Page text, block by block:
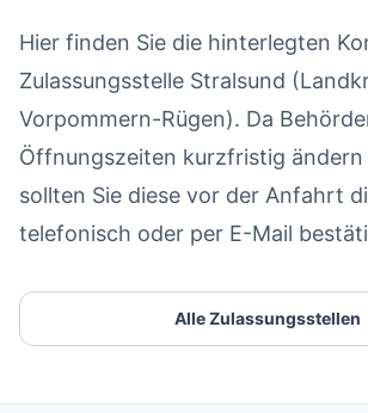
Hier finden Sie die hinterlegten
Zulassungsstelle Stralsund
Vorpommern-Rügen). Da
Öffnungszeiten kurzfristig ändern
sollten Sie diese vor der Anfahrt
telefonisch oder per E-Mail
Alle Zulassungsstellen